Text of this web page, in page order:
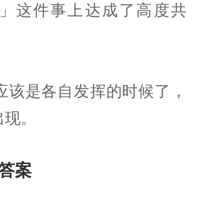
这件事上达成了高度共
该是各自发挥的时候了，
。
案